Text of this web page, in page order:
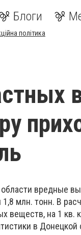
Блоги
політика
области вредные
млн. тонн. В
веществ, на 1 кв.
в Донецкой